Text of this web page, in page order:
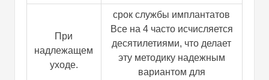
При
надлежащем
уходе.
срок службы имплантатов
Все на 4 часто исчисляется
десятилетиями, что делает
эту методику надежным
вариантом для